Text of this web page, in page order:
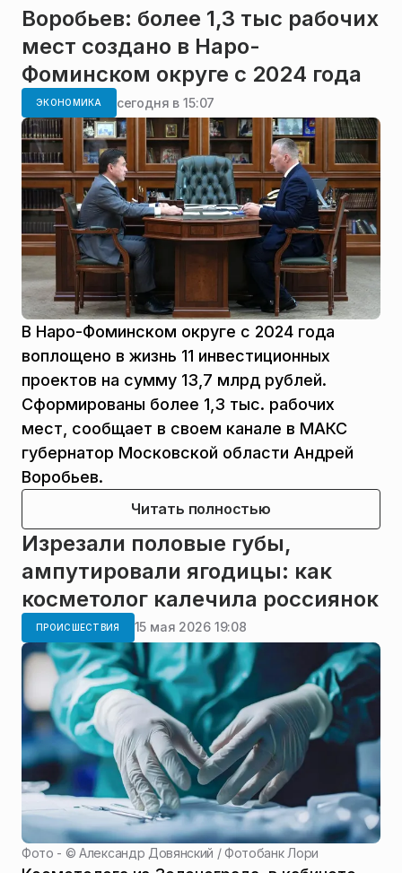
Воробьев: более 1,3 тыс рабочих
мест создано в Наро-
Фоминском округе с 2024 года
ЭКОНОМИКА сегодня в 15:07
В Наро-Фоминском округе с 2024 года
воплощено в жизнь 11 инвестиционных
проектов на сумму 13,7 млрд рублей.
Сформированы более 1,3 тыс. рабочих
мест, сообщает в своем канале в МАКС
губернатор Московской области Андрей
Воробьев.
Читать полностью
Изрезали половые губы,
ампутировали ягодицы: как
косметолог калечила россиянок
ПРОИСШЕСТВИЯ 15 мая 2026 19:08
Фото - ©Александр Довянский / Фотобанк Лори